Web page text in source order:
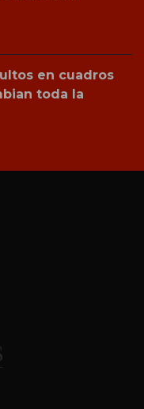
en cuadros
toda la